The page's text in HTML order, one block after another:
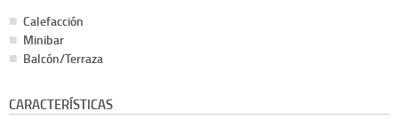
Calefacción
Minibar
Balcón/Terraza
CARACTERÍSTICAS